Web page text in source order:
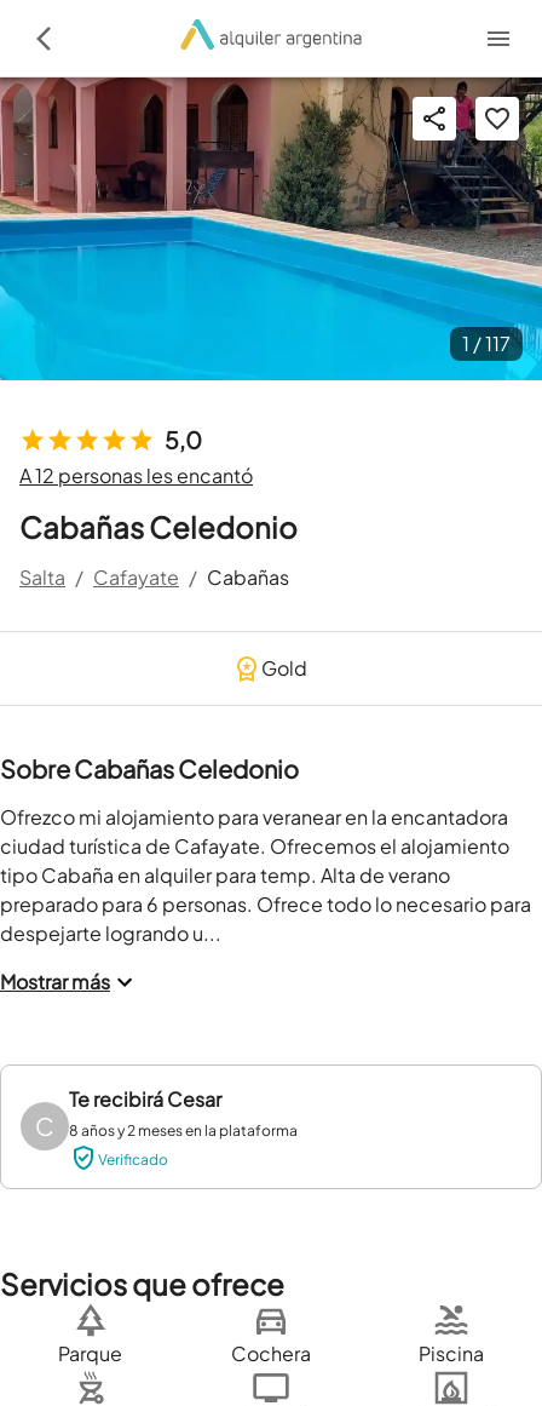
5,0
A 12 personas les encantó
Cabañas Celedonio
Salta / Cafayate / Cabañas
1 /117
Gold
Sobre Cabañas Celedonio
Ofrezco mi alojamiento para veranear en la encantadora
ciudad turística de Cafayate. Ofrecemos el alojamiento
tipo Cabaña en alquiler para temp. Alta de verano
preparado para 6 personas. Ofrece todo lo necesario para
despejarte logrando u...
Mostrar más
C
Te recibiráCesar
8 años y 2 meses en la plataforma
Verificado
Servicios que ofrece
Parque Cochera Piscina